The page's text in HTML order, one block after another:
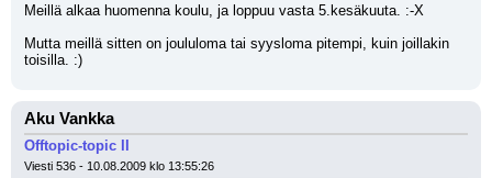
Meillä alkaa huomenna koulu, ja loppuu vasta 5.kesäkuuta. :-X
Mutta meillä sitten on joululoma tai syysloma pitempi, kuin joillakin
toisilla. :)
Aku Vankka
Offtopic-topic II
Viesti 536 - 10.08.2009 klo 13:55:26